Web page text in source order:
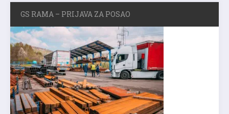
GS RAMA – PRIJAVA ZA POSAO